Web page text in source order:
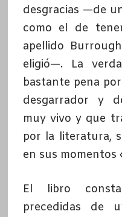
desgracias —de
como el de
apellido
eligió—. La
bastante pena
desgarrador y
muy vivo y que
por la literatura,
en sus momentos
El libro
precedidas de